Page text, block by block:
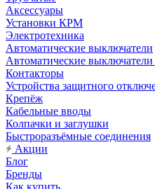
Аксессуары
Установки КРМ
Электротехника
Автоматические выключатели
Автоматические
Контакторы
Устройства защитного
Крепёж
Кабельные вводы
Колпачки и заглушки
Быстроразъёмные соединения
Акции
Блог
Бренды
Как купить